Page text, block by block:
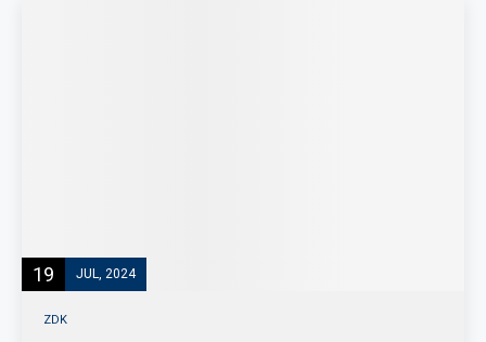
19 JUL, 2024
ZDK